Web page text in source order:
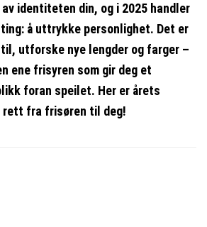
identiteten din, og i 2025 handler
ting: å uttrykke personlighet. Det er
utforske nye lengder og farger –
ene frisyren som gir deg et
foran speilet. Her er årets
rett fra frisøren til deg!